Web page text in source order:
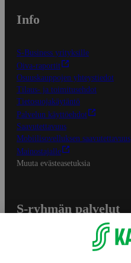
Info
S-Business yrityksille
Oiva-raportit
Osuuskauppojen yhteystiedot
Tilaus- ja toimitusehdot
Tietosuojakäytäntö
Palvelun käyttöehdot
Saavutettavuus
Mobiilisovelluksen saavutettavuus
Mainostajalle
Muuta evästeasetuksia
S-ryhmän palvelut